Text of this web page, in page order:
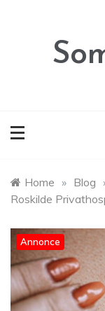
Home » Blog
Roskilde
Annonce